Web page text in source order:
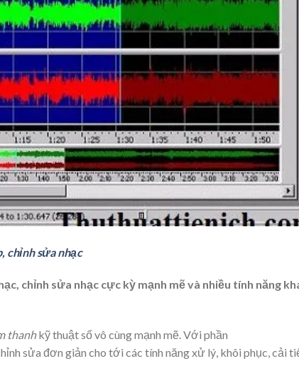
chỉnh sửa nhạc
chỉnh sửa nhạc cực kỳ mạnh mẽ và nhiều tính năng
thanhkỹ thuật số vô cùng mạnh mẽ. Với phần
sửa đơn giản cho tới các tính năng xử lý, khôi phục, cải